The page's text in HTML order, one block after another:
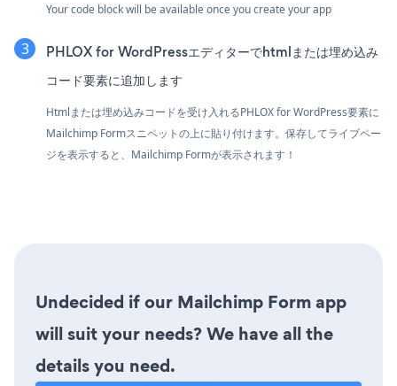
Your code block will be available once you create your app
PHLOX for WordPressエディターでhtmlまたは埋め込み
コード要素に追加します
Htmlまたは埋め込みコードを受け入れるPHLOX for WordPress要素に
Mailchimp Formスニペットの上に貼り付けます。保存してライブペー
ジを表示すると、Mailchimp Formが表示されます！
Undecided if our Mailchimp Form app
will suit your needs? We have all the
details you need.